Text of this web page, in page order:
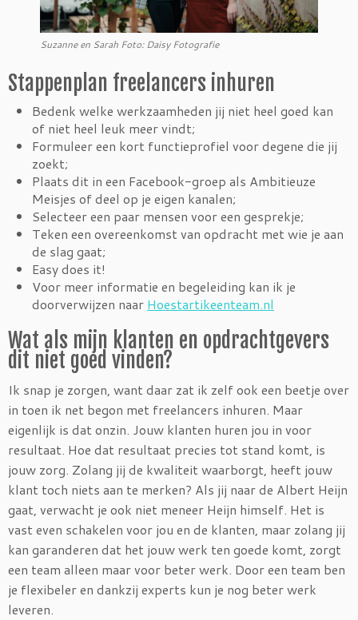
Suzanne en Sarah Foto: Daisy Fotografie
Stappenplan freelancers inhuren
Bedenk welke werkzaamheden jij niet heel goed kan
of niet heel leuk meer vindt;
Formuleer een kort functieprofiel voor degene die jij
zoekt;
Plaats dit in een Facebook-groep als Ambitieuze
Meisjes of deel op je eigen kanalen;
Selecteer een paar mensen voor een gesprekje;
Teken een overeenkomst van opdracht met wie je aan
de slag gaat;
Easy does it!
Voor meer informatie en begeleiding kan ik je
doorverwijzen naar Hoestartikeenteam.nl
Wat als mijn klanten en opdrachtgevers
dit niet goed vinden?
Ik snap je zorgen, want daar zat ik zelf ook een beetje over
in toen ik net begon met freelancers inhuren. Maar
eigenlijk is dat onzin. Jouw klanten huren jou in voor
resultaat. Hoe dat resultaat precies tot stand komt, is
jouw zorg. Zolang jij de kwaliteit waarborgt, heeft jouw
klant toch niets aan te merken? Als jij naar de Albert Heijn
gaat, verwacht je ook niet meneer Heijn himself. Het is
vast even schakelen voor jou en de klanten, maar zolang jij
kan garanderen dat het jouw werk ten goede komt, zorgt
een team alleen maar voor beter werk. Door een team ben
je flexibeler en dankzij experts kun je nog beter werk
leveren.